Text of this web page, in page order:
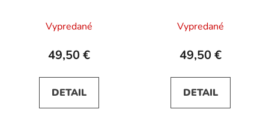
Vypredané
49,50 €
DETAIL
Vypredané
49,50 €
DETAIL